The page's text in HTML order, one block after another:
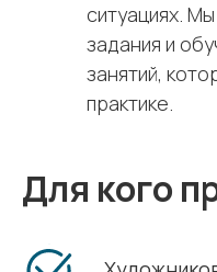
ситуациях.
задания и
занятий,
практике.
Для кого